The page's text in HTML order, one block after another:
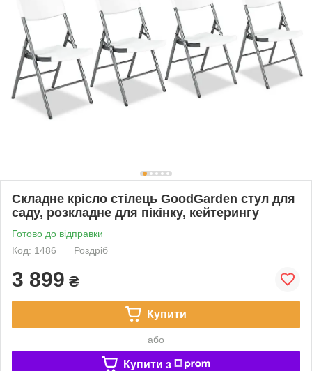
Складне крісло стілець GoodGarden стул для
саду, розкладне для пікінку, кейтерингу
Готово до відправки
Код: 1486
Роздріб
3 899 ₴
Купити
або
Купити з